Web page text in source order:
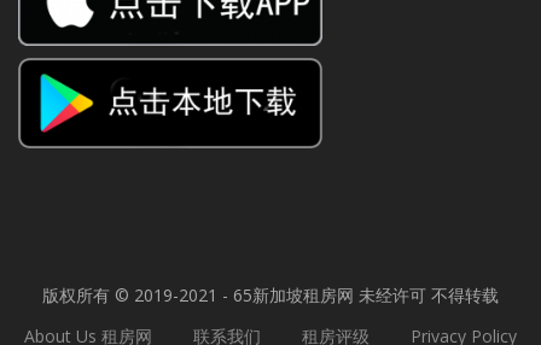
版权所有 © 2019-2021 - 65新加坡租房网 未经许可 不得转载
About Us 租房网
联系我们 租房评级 Privacy Policy